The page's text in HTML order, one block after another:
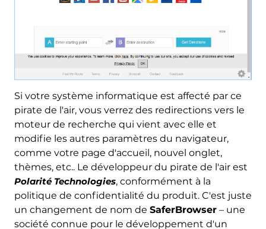
Si votre système informatique est affecté par ce
pirate de l'air, vous verrez des redirections vers le
moteur de recherche qui vient avec elle et
modifie les autres paramètres du navigateur,
comme votre page d'accueil, nouvel onglet,
thèmes, etc.. Le développeur du pirate de l'air est
Polarité Technologies, conformément à la
politique de confidentialité du produit. C'est juste
un changement de nom de SaferBrowser– une
société connue pour le développement d'un